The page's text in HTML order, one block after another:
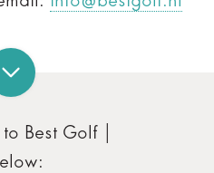
Best Golf |